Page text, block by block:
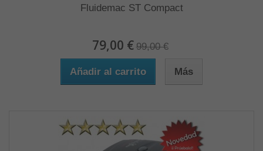
Fluidemac ST Compact
79,00 € 99,00 €
Añadir al carrito Más